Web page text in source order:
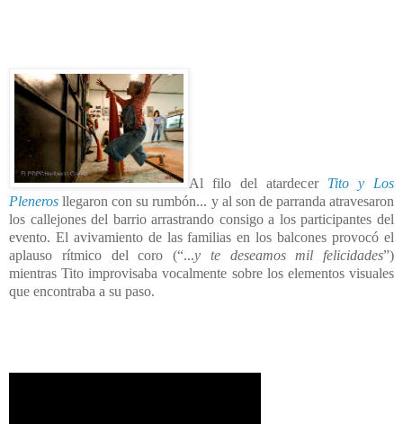
Al filo del atardecer Tito y Los
Pleneros llegaron con su rumbón... y al son de parranda atravesaron
los callejones del barrio arrastrando consigo a los participantes del
evento. El avivamiento de las familias en los balcones provocó el
aplauso rítmico del coro (“...y te deseamos mil felicidades”)
mientras Tito improvisaba vocalmente sobre los elementos visuales
que encontraba a su paso.